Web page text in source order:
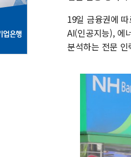
19일 금융권에
AI(인공지능), 에
분석하는 전문 인